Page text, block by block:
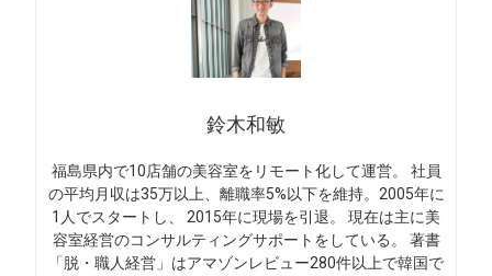
鈴木和敏
福島県内で10店舗の美容室をリモート化して運営。 社員
の平均月収は35万以上、離職率5%以下を維持。2005年に
1人でスタートし、 2015年に現場を引退。 現在は主に美
容室経営のコンサルティングサポートをしている。 著書
「脱・職人経営」はアマゾンレビュー280件以上で韓国で